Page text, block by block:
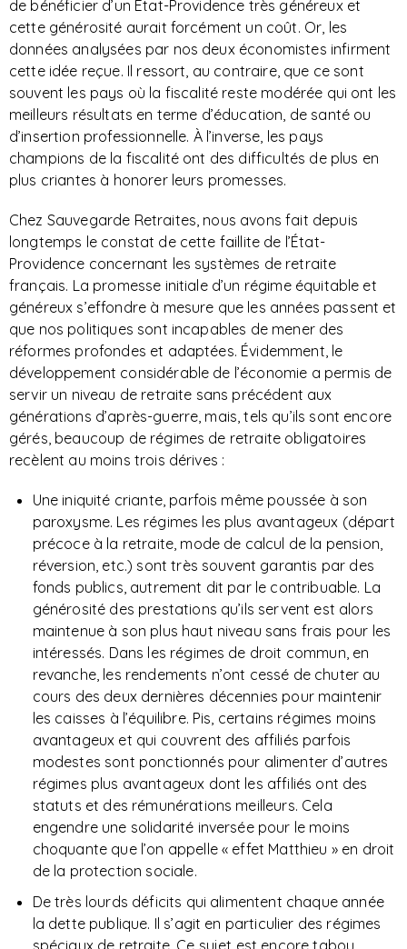
de bénéficier d’un État-Providence très généreux et
cette générosité aurait forcément un coût. Or, les
données analysées par nos deux économistes infirment
cette idée reçue. Il ressort, au contraire, que ce sont
souvent les pays où la fiscalité reste modérée qui ont les
meilleurs résultats en terme d’éducation, de santé ou
d’insertion professionnelle. À l’inverse, les pays
champions de la fiscalité ont des difficultés de plus en
plus criantes à honorer leurs promesses.
Chez Sauvegarde Retraites, nous avons fait depuis
longtemps le constat de cette faillite de l’État-
Providence concernant les systèmes de retraite
français. La promesse initiale d’un régime équitable et
généreux s’effondre à mesure que les années passent et
que nos politiques sont incapables de mener des
réformes profondes et adaptées. Évidemment, le
développement considérable de l’économie a permis de
servir un niveau de retraite sans précédent aux
générations d’après-guerre, mais, tels qu’ils sont encore
gérés, beaucoup de régimes de retraite obligatoires
recèlent au moins trois dérives :
Une iniquité criante, parfois même poussée à son
paroxysme. Les régimes les plus avantageux (départ
précoce à la retraite, mode de calcul de la pension,
réversion, etc.) sont très souvent garantis par des
fonds publics, autrement dit par le contribuable. La
générosité des prestations qu’ils servent est alors
maintenue à son plus haut niveau sans frais pour les
intéressés. Dans les régimes de droit commun, en
revanche, les rendements n’ont cessé de chuter au
cours des deux dernières décennies pour maintenir
les caisses à l’équilibre. Pis, certains régimes moins
avantageux et qui couvrent des affiliés parfois
modestes sont ponctionnés pour alimenter d’autres
régimes plus avantageux dont les affiliés ont des
statuts et des rémunérations meilleurs. Cela
engendre une solidarité inversée pour le moins
choquante que l’on appelle « effet Matthieu » en droit
de la protection sociale.
De très lourds déficits qui alimentent chaque année
la dette publique. Il s’agit en particulier des régimes
spéciaux de retraite. Ce sujet est encore tabou